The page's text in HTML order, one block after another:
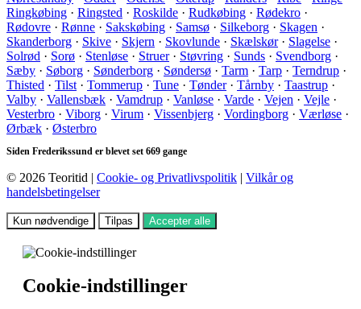
Ringkøbing · Ringsted · Roskilde · Rudkøbing · Rødekro ·
Rødovre · Rønne · Sakskøbing · Samsø · Silkeborg · Skagen ·
Skanderborg · Skive · Skjern · Skovlunde · Skælskør· Slagelse ·
Solrød · Sorø · Stenløse · Struer· Støvring · Sunds · Svendborg ·
Sæby · Søborg · Sønderborg · Søndersø · Tarm · Tarp · Terndrup ·
Thisted · Tilst · Tommerup · Tune · Tønder· Tårnby · Taastrup ·
Valby · Vallensbæk · Vamdrup · Vanløse · Varde · Vejen · Vejle ·
Vesterbro · Viborg · Virum · Vissenbjerg · Vordingborg · Værløse ·
Ørbæk · Østerbro
Siden Frederikssund er blevet set 669 gange
© 2026 Teoritid | Cookie- og Privatlivspolitik | Vilkår og
handelsbetingelser
Kun nødvendige Tilpas Accepter alle
Cookie-indstillinger